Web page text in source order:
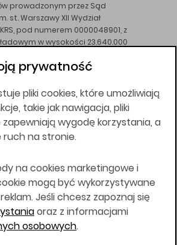
prowadzonym przez Sąd
st. Warszawy XII Wydział
pod numerem 0000048901, z
w wysokości 23.640.000
na podstawie zezwolenia KNF z dnia
na niniejszej stronie w tym
inwestycyjnych nie są
mających miejsce
pobytu w Stanach
innej jurysdykcji, w której
sprzeczny z prawem lub w
z prawem nabycie produktów
nie jest możliwe lub w której nie
oferty. Prawa obowiązujące
określają, czy jest możliwe
produktów
prywatność
pliki cookies, które umożliwiają
takie jak nawigacja, pliki
wygodę korzystania, a
ruch na stronie.
na cookies marketingowe i
mogą być wykorzystywane
Jeśli chcesz zapoznaj się
oraz z informacjami
osobowych.